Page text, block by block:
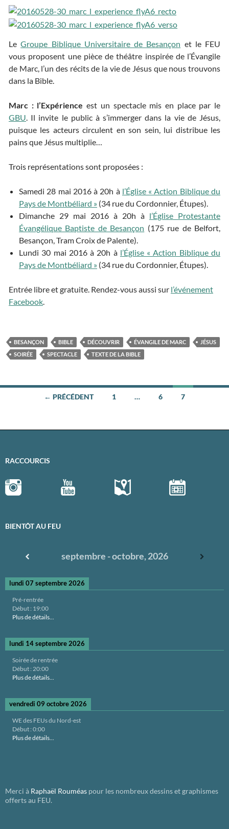
LeGroupe Biblique Universitaire de Besançon et le FEU
vous proposent une pièce de théâtre inspirée de l’Évangile
de Marc, l’un des récits de la vie de Jésus que nous trouvons
dans la Bible.
Marc : l’Expérience est un spectacle mis en place par le
GBU. Il invite le public à s’immerger dans la vie de Jésus,
puisque les acteurs circulent en son sein, lui distribue les
pains que Jésus multiplie…
Trois représentations sont proposées :
Samedi 28 mai 2016 à 20h à l’Église « Action Biblique du
Pays de Montbéliard » (34 rue du Cordonnier, Étupes).
Dimanche 29 mai 2016 à 20h à l’Église Protestante
Évangélique Baptiste de Besançon (175 rue de Belfort,
Besançon, Tram Croix de Palente).
Lundi 30 mai 2016 à 20h à l’Église « Action Biblique du
Pays de Montbéliard » (34 rue du Cordonnier, Étupes).
Entrée libre et gratuite. Rendez-vous aussi sur l’événement
Facebook.
BESANÇON BIBLE DÉCOUVRIR ÉVANGILE DE MARC
JÉSUS
SOIRÉE
SPECTACLE TEXTE DE LA BIBLE
des
← PRÉCÉDENT 1 … 6 7
RACCOURCIS
BIENTÔT AU FEU
septembre - octobre, 2026
lundi 07 septembre 2026
Pré-rentrée
Début : 19:00
Plus de détails...
lundi 14 septembre 2026
Soirée de rentrée
Début : 20:00
Plus de détails...
vendredi 09 octobre 2026
WE des FEUs du Nord-est
Début : 0:00
Plus de détails...
Merci à Raphaël Rouméas pour les nombreux dessins et graphismes
offerts au FEU.